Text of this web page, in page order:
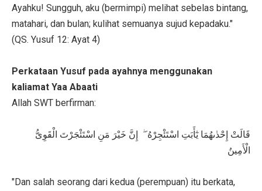
Ayahku! Sungguh, aku (bermimpi) melihat sebelas bintang,
matahari, dan bulan; kulihat semuanya sujud kepadaku."
(QS. Yusuf 12: Ayat 4)
Perkataan Yusuf pada ayahnya menggunakan
kaliamat Yaa Abaati
Allah SWT berfirman:
قَالَتْ إِحْدٰىهُمَا يٰٓأَبَتِ اسْتَئْجِرْهُ ۖ إِنَّ خَيْرَ مَنِ اسْتَئْجَرْتَ الْقَوِىُّ
الْأَمِينُ
"Dan salah seorang dari kedua (perempuan) itu berkata,